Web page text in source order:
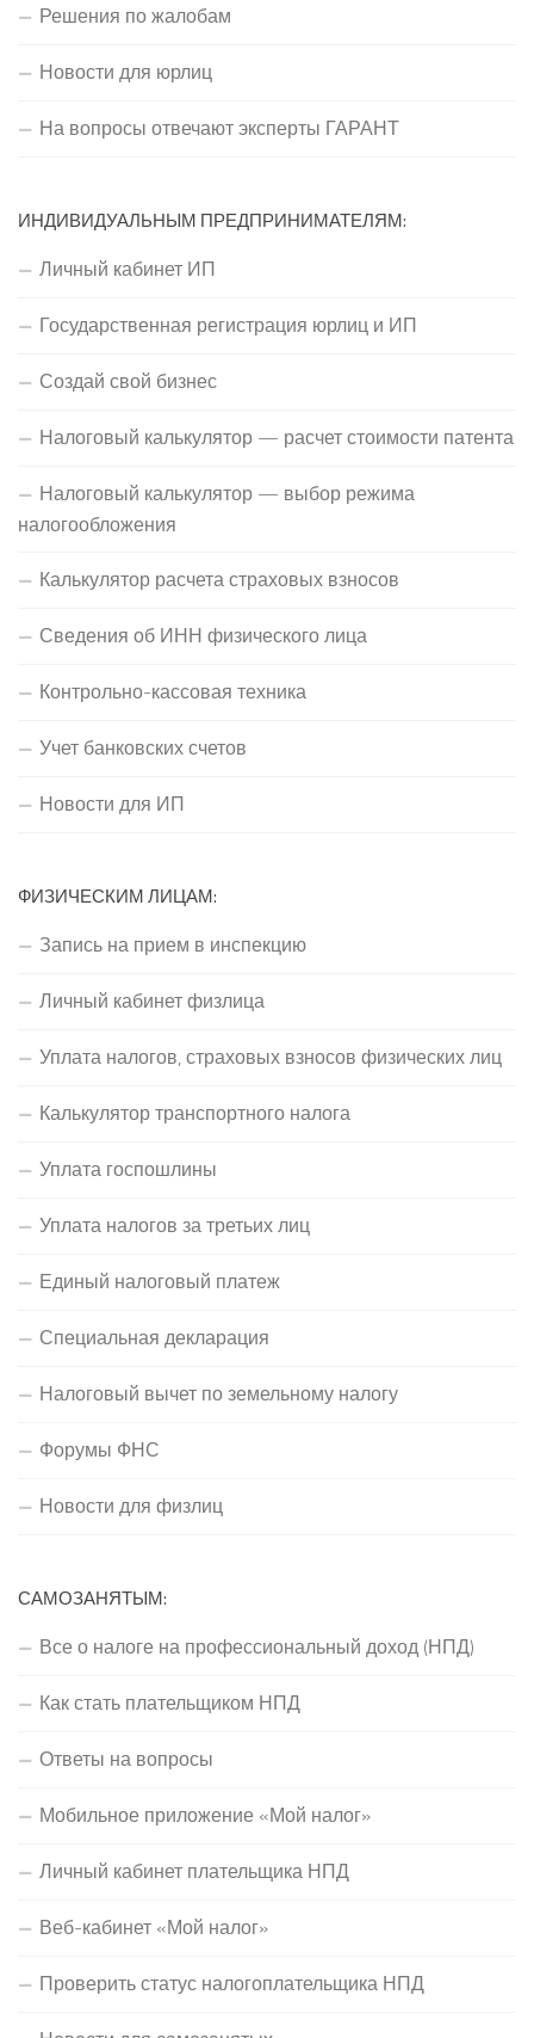
Решения по жалобам
Новости для юрлиц
На вопросы отвечают эксперты ГАРАНТ
ИНДИВИДУАЛЬНЫМ ПРЕДПРИНИМАТЕЛЯМ:
Личный кабинет ИП
Государственная регистрация юрлиц и ИП
Создай свой бизнес
Налоговый калькулятор — расчет стоимости патента
Налоговый калькулятор — выбор режима
налогообложения
Калькулятор расчета страховых взносов
Сведения об ИНН физического лица
Контрольно-кассовая техника
Учет банковских счетов
Новости для ИП
ФИЗИЧЕСКИМ ЛИЦАМ:
Запись на прием в инспекцию
Личный кабинет физлица
Уплата налогов, страховых взносов физических лиц
Калькулятор транспортного налога
Уплата госпошлины
Уплата налогов за третьих лиц
Единый налоговый платеж
Специальная декларация
Налоговый вычет по земельному налогу
Форумы ФНС
Новости для физлиц
САМОЗАНЯТЫМ:
Все о налоге на профессиональный доход (НПД)
Как стать плательщиком НПД
Ответы на вопросы
Мобильное приложение «Мой налог»
Личный кабинет плательщика НПД
Веб-кабинет «Мой налог»
Проверить статус налогоплательщика НПД